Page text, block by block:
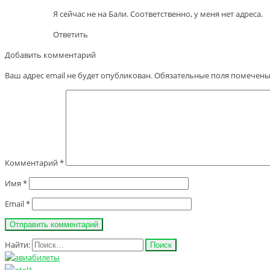
Я сейчас не на Бали. Соответственно, у меня нет адреса.
Ответить
Добавить комментарий
Ваш адрес email не будет опубликован.Обязательные поля
Комментарий*
Имя *
Email*
Найти: